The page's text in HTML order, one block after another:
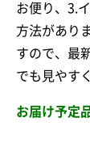
お便り、3.
方法があり
すので、最
でも見やす
お届け予定